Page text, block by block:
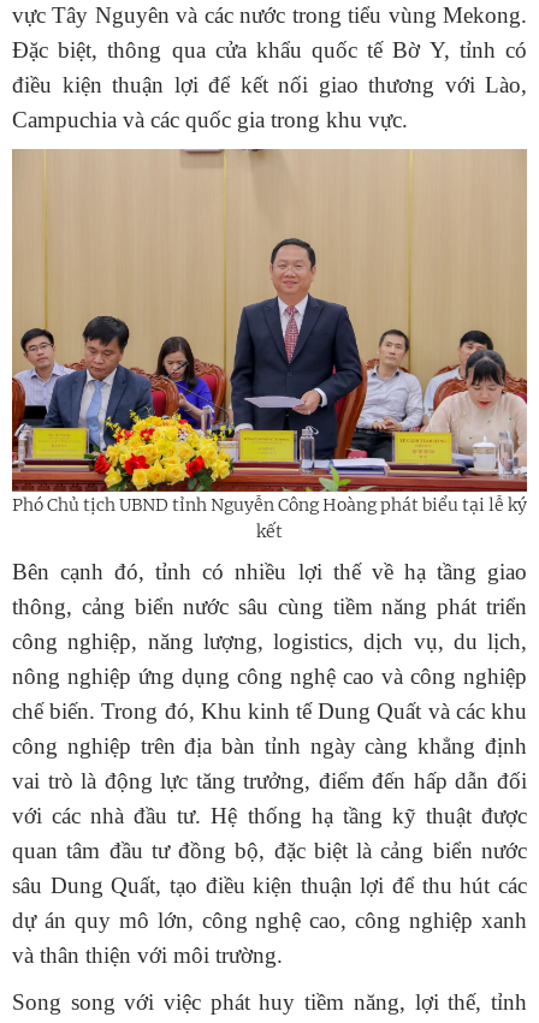
vực Tây Nguyên và các nước trong tiểu vùng Mekong.
Đặc biệt, thông qua cửa khẩu quốc tế Bờ Y, tỉnh có
điều kiện thuận lợi để kết nối giao thương với Lào,
Campuchia và các quốc gia trong khu vực.
Phó Chủ tịch UBND tỉnh Nguyễn Công Hoàng phát biểu tại lễ ký
kết
Bên cạnh đó, tỉnh có nhiều lợi thế về hạ tầng giao
thông, cảng biển nước sâu cùng tiềm năng phát triển
công nghiệp, năng lượng, logistics, dịch vụ, du lịch,
nông nghiệp ứng dụng công nghệ cao và công nghiệp
chế biến. Trong đó, Khu kinh tế Dung Quất và các khu
công nghiệp trên địa bàn tỉnh ngày càng khẳng định
vai trò là động lực tăng trưởng, điểm đến hấp dẫn đối
với các nhà đầu tư. Hệ thống hạ tầng kỹ thuật được
quan tâm đầu tư đồng bộ, đặc biệt là cảng biển nước
sâu Dung Quất, tạo điều kiện thuận lợi để thu hút các
dự án quy mô lớn, công nghệ cao, công nghiệp xanh
và thân thiện với môi trường.
Song song với việc phát huy tiềm năng, lợi thế, tỉnh